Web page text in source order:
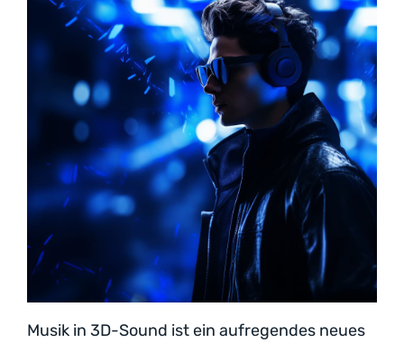
Musik in 3D-Sound ist ein aufregendes neues